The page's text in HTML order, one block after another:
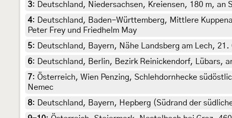
3: Deutschland, Niedersachsen, Kreiensen, 180 m,
4: Deutschland, Baden-Württemberg, Mittlere
Peter Frey und Friedhelm May
5: Deutschland, Bayern, Nähe Landsberg am Lech,
6: Deutschland, Berlin, Bezirk Reinickendorf, Lübars,
7: Österreich, Wien Penzing, Schlehdornhecke
Nemec
8: Deutschland, Bayern, Hepberg (Südrand der